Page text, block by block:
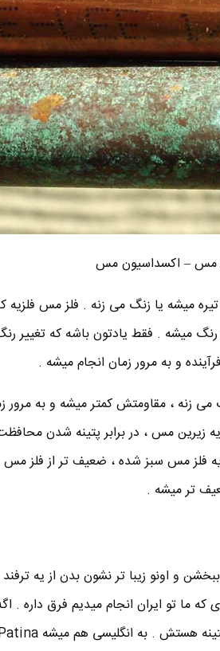
مس – اکسداسیون مس
میشه یا زنگ می زنه . فلز مس
میشه . فقط یادتون باشه که تغییر
و به مرور زمان انجام میشه .
می زنه ، مقاومتش کمتر میشه و به مرور
زیرین مس ، در برابر پتینه شدن
فلز مس سبز شده ، ضعیف تر از فلز
تر میشه .
اونو زیبا تر نشون بدن از یه ترفند
که ما تو ایران انجام میدیم فرق داره .